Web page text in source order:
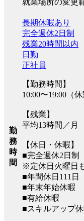
就業場所の変更
勤
務
時
間
長期休暇あり
完全週休2日制
残業20時間以内
日勤
正社員
【勤務時間】
10:00〜19:00（
【残業】
平均13時間／月
【休日・休暇】
■完全週休2日制
※定休日火曜日
■年間休日111日
■年末年始休暇
■有給休暇
■スキルアップ